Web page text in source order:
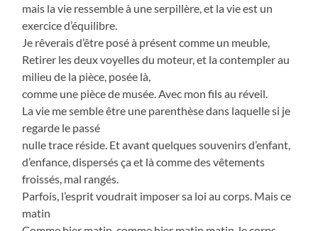
mais la vie ressemble à une serpillère, et la vie est un
exercice d’équilibre.
Je rêverais d’être posé à présent comme un meuble,
Retirer les deux voyelles du moteur, et la contempler au
milieu de la pièce, posée là,
comme une pièce de musée. Avec mon fils au réveil.
La vie me semble être une parenthèse dans laquelle si je
regarde le passé
nulle trace réside. Et avant quelques souvenirs d’enfant,
d’enfance, dispersés ça et là comme des vêtements
froissés, mal rangés.
Parfois, l’esprit voudrait imposer sa loi au corps. Mais ce
matin